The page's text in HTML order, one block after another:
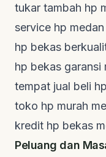
tukar tambah hp
service hp medan
hp bekas
hp bekas garansi
tempat jual beli
toko hp murah
kredit hp bekas
Peluang dan